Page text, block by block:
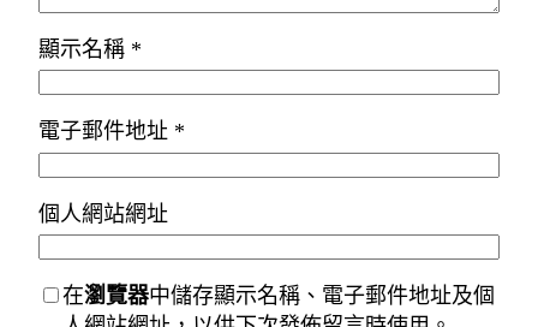
顯示名稱 *
電子郵件地址 *
個人網站網址
在瀏覽器中儲存顯示名稱、電子郵件地址及個